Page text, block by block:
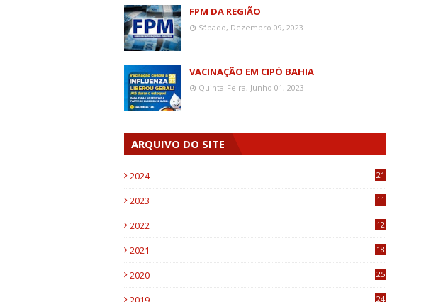
FPM DA REGIÃO
Sábado, Dezembro 09, 2023
VACINAÇÃO EM CIPÓ BAHIA
Quinta-Feira, Junho 01, 2023
ARQUIVO DO SITE
2024 21
2023
11
2022
12
2021
18
2020
25
24